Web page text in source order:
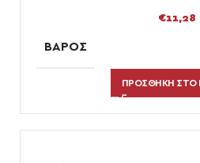
€11,28
ΒΆΡΟΣ
ΠΡΟΣΘΉΚΗ ΣΤΟ